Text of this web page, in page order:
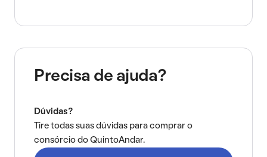
Precisa de ajuda?
Dúvidas?
Tire todas suas dúvidas para comprar o
consórcio do QuintoAndar.